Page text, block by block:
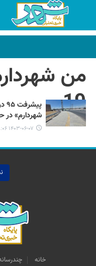
من
19
شهردارم» در
۱۴۰۳-۰۶-۰۷ ۰۸:۰۶
خانه